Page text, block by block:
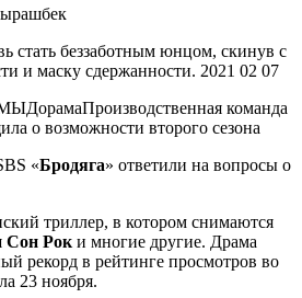
стать беззаботным юнцом, скинув с
и маску сдержанности. 2021 02 07
ДорамаПроизводственная команда
о возможности второго сезона
«Бродяга» ответили на вопросы о
триллер, в котором снимаются
Рок и многие другие. Драма
рекорд в рейтинге просмотров во
23 ноября.